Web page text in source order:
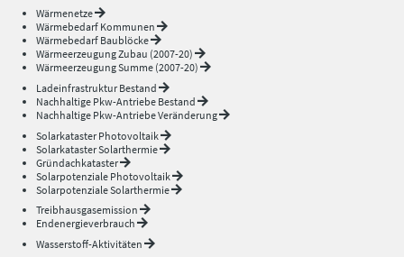
Wärmenetze
Wärmebedarf Kommunen
Wärmebedarf Baublöcke
Wärmeerzeugung Zubau (2007-20)
Wärmeerzeugung Summe (2007-20)
Ladeinfrastruktur Bestand
Nachhaltige Pkw-Antriebe Bestand
Nachhaltige Pkw-Antriebe Veränderung
Solarkataster Photovoltaik
Solarkataster Solarthermie
Gründachkataster
Solarpotenziale Photovoltaik
Solarpotenziale Solarthermie
Treibhausgasemission
Endenergieverbrauch
Wasserstoff-Aktivitäten